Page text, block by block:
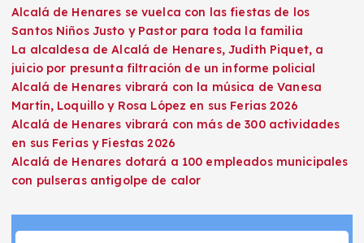
Alcalá de Henares se vuelca con las fiestas de los
Santos Niños Justo y Pastor para toda la familia
La alcaldesa de Alcalá de Henares, Judith Piquet, a
juicio por presunta filtración de un informe policial
Alcalá de Henares vibrará con la música de Vanesa
Martín, Loquillo y Rosa López en sus Ferias 2026
Alcalá de Henares vibrará con más de 300 actividades
en sus Ferias y Fiestas 2026
Alcalá de Henares dotará a 100 empleados municipales
con pulseras antigolpe de calor